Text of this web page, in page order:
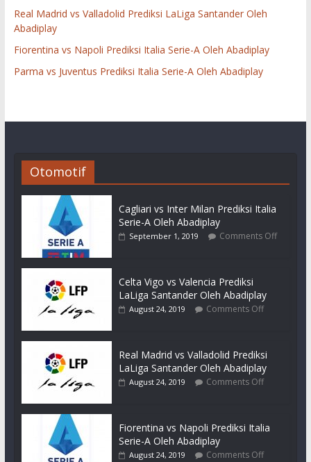
Real Madrid vs Valladolid Prediksi LaLiga Santander Oleh
Abadiplay
Fiorentina vs Napoli Prediksi Italia Serie-A Oleh Abadiplay
Parma vs Juventus Prediksi Italia Serie-A Oleh Abadiplay
Otomotif
Cagliari vs Inter Milan Prediksi Italia
Serie-A Oleh Abadiplay
September 1, 2019 Comments Off
Celta Vigo vs Valencia Prediksi
LaLiga Santander Oleh Abadiplay
August 24, 2019 Comments Off
Real Madrid vs Valladolid Prediksi
LaLiga Santander Oleh Abadiplay
August 24, 2019 Comments Off
Fiorentina vs Napoli Prediksi Italia
Serie-A Oleh Abadiplay
August 24, 2019 Comments Off